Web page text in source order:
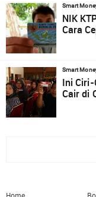
Smart
NIK
Cara
Smart
Ini Ciri-
Cair di